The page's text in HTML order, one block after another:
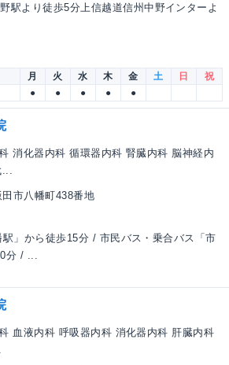
駅より徒歩5分上信越道信州中野インターよ
月 火 水 木 金 土 日
祝
● ● ● ● ●
消化器内科 循環器内科 腎臓内科 脳神経内
市八幡町438番地
」から徒歩15分 / 市民バス・乗合バス「市
分 / ...
血液内科 呼吸器内科 消化器内科 肝臓内科